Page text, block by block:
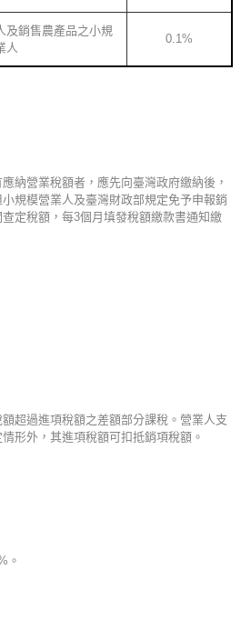
及銷售農產品之小規
人
0.1%
納營業稅額者，應先向臺灣政府繳納後，
規模營業人及臺灣財政部規定免予申報銷
定稅額，每3個月填發稅額繳款書通知繳
超過進項稅額之差額部分課稅。營業人支
形外，其進項稅額可扣抵銷項稅額。
。